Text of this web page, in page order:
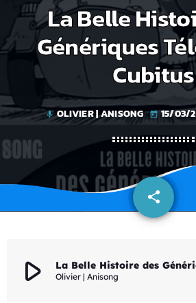
La Belle
Génériques
Cubitus
mic OLIVIER | ANISONG today 15/03/
share
email
play_arrow Olivier | Anisong